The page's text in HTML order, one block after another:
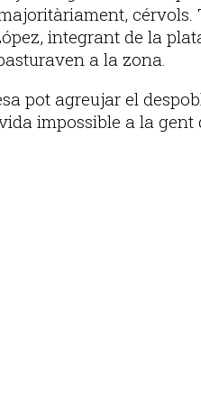
integrant de la
a la zona.
agreujar el
impossible a la